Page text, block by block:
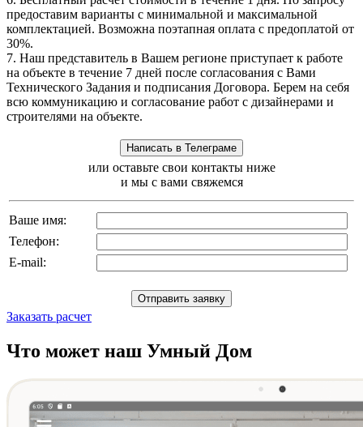
предоставим варианты с минимальной и максимальной
комплектацией. Возможна поэтапная оплата с предоплатой от
30%.
7. Наш представитель в Вашем регионе приступает к работе
на объекте в течение 7 дней после согласования с Вами
Технического Задания и подписания Договора. Берем на себя
всю коммуникацию и согласование работ с дизайнерами и
строителями на объекте.
или оставьте свои контакты ниже
и мы с вами свяжемся
Ваше имя:
Телефон:
E-mail:
Заказать расчет
Что может наш Умный Дом